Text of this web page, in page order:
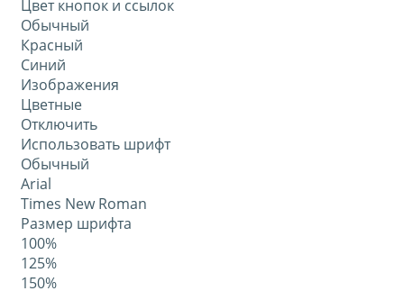
Цвет кнопок и ссылок
Обычный
Красный
Синий
Изображения
Цветные
Отключить
Использовать шрифт
Обычный
Arial
Times New Roman
Размер шрифта
100%
125%
150%